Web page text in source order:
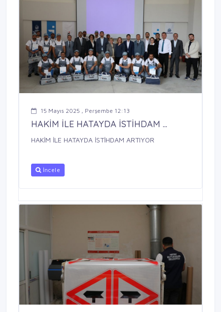
15 Mayıs 2025 , Perşembe 12:13
HAKİM İLE HATAYDA İSTİHDAM ...
HAKİM İLE HATAYDA İSTİHDAM ARTIYOR
İncele